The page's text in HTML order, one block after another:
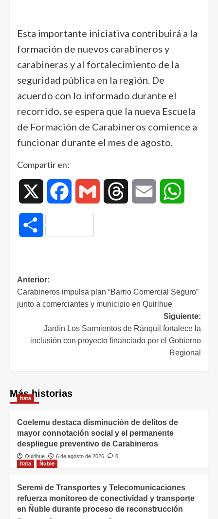
Esta importante iniciativa contribuirá a la
formación de nuevos carabineros y
carabineras y al fortalecimiento de la
seguridad pública en la región. De
acuerdo con lo informado durante el
recorrido, se espera que la nueva Escuela
de Formación de Carabineros comience a
funcionar durante el mes de agosto.
Compartir en:
Facebook Gmail Threads Email
Compartir
Anterior:
Carabineros impulsa plan “Barrio Comercial Seguro”
junto a comerciantes y municipio en Quirihue
Siguiente:
Jardín Los Sarmientos de Ránquil fortalece la
inclusión con proyecto financiado por el Gobierno
Regional
Más historias
Itata
Coelemu destaca disminución de delitos de
mayor connotación social y el permanente
despliegue preventivo de Carabineros
Quirihue 6 de agosto de 2026
0
Itata
Ñuble
Seremi de Transportes y Telecomunicaciones
refuerza monitoreo de conectividad y transporte
en Ñuble durante proceso de reconstrucción